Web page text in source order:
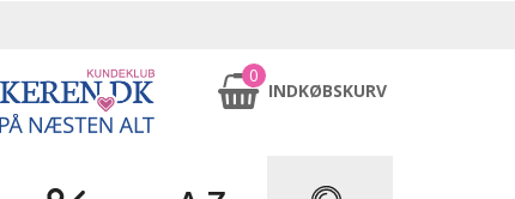
0
INDKØBSKURV